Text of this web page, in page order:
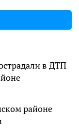
в ДТП
районе